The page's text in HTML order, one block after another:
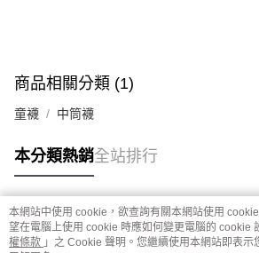
商品相關分類 (1)
童襪 中筒襪
本分類熱銷全站排行
熱門標籤
本網站中使用 cookie，欲查詢有關本網站使用
望在電腦上使用 cookie 時應如何變更電腦的 cookie
權條款 」之 Cookie 聲明。您繼續使用本網站即表示